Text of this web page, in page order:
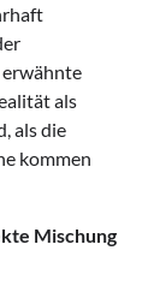
als
als die
kommen
Mischung